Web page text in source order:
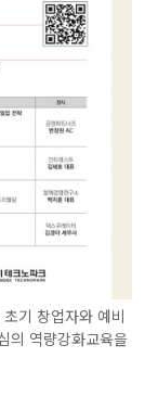
기 창업자와 예비
의 역량강화교육을